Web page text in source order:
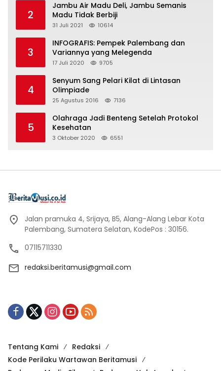
2
Jambu Air Madu Deli, Jambu Semanis
Madu Tidak Berbiji
31 Juli 2021 10614
3
INFOGRAFIS: Pempek Palembang dan
Variannya yang Melegenda
17 Juli 2020 9705
4
Senyum Sang Pelari Kilat di Lintasan
Olimpiade
25 Agustus 2016 7136
5
Olahraga Jadi Benteng Setelah Protokol
Kesehatan
3 Oktober 2020 6551
Jalan pramuka 4, Srijaya, B5, Alang-Alang Lebar Kota
Palembang, Sumatera Selatan, KodePos : 30156.
07115711330
redaksi.beritamusi@gmail.com
Tentang Kami
Redaksi
Kode Perilaku Wartawan Beritamusi